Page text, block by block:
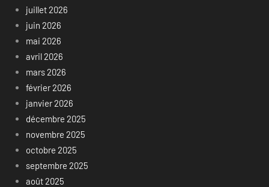
juillet 2026
juin 2026
mai 2026
avril 2026
mars 2026
février 2026
janvier 2026
décembre 2025
novembre 2025
octobre 2025
septembre 2025
août 2025